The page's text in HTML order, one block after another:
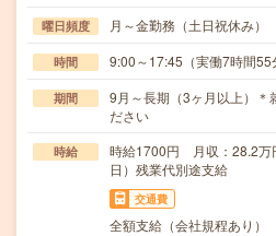
曜日頻度 月～金勤務（土日祝休み）
時間 9:00～17:45（実働7時間
期間
9月～長期（3ヶ月以上）＊
ださい
時給
時給1700円 月収：28.2万
日）残業代別途支給
交通費
全額支給（会社規程あり）